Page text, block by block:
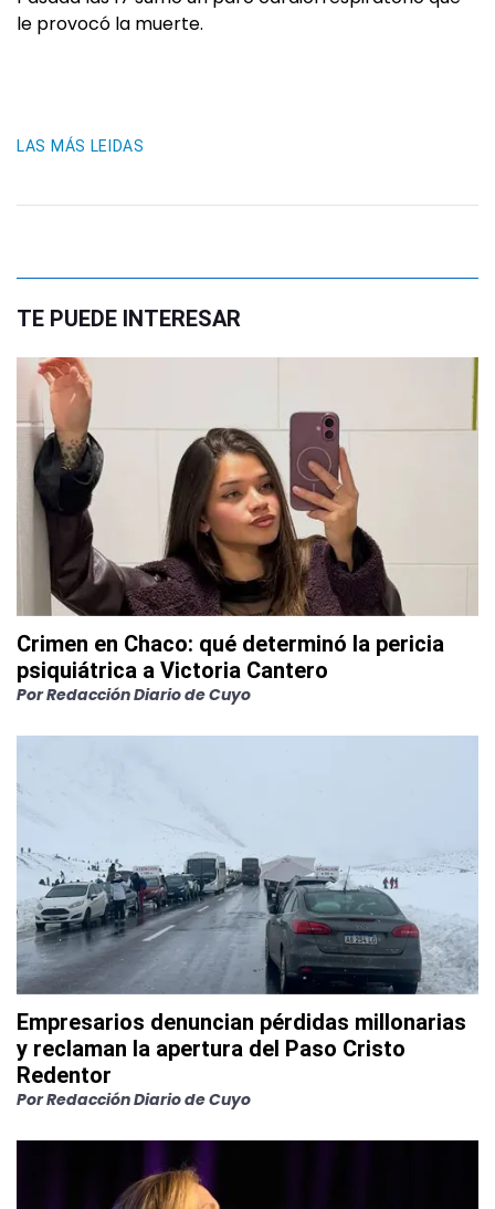
le provocó la muerte.
LAS MÁS LEIDAS
TE PUEDE INTERESAR
Crimen en Chaco: qué determinó la pericia
psiquiátrica a Victoria Cantero
PorRedacción Diario de Cuyo
Empresarios denuncian pérdidas millonarias
y reclaman la apertura del Paso Cristo
Redentor
PorRedacción Diario de Cuyo